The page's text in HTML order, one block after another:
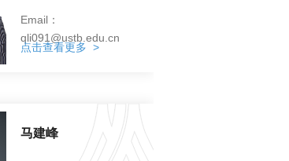
Email：
qli091@ustb.edu.cn
点击查看更多 >
马建峰